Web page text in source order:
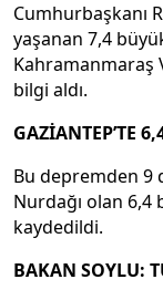
Cumhurbaşkanı
yaşanan 7,4
Kahramanmaraş
bilgi aldı.
GAZİANTEP’TE
Bu depremden 9
Nurdağı olan 6,4
kaydedildi.
BAKAN SOYLU: